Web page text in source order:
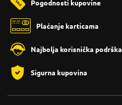
Pogodnosti kupovine
Plaćanje karticama
Najbolja korisnička podrška
Sigurna kupovina